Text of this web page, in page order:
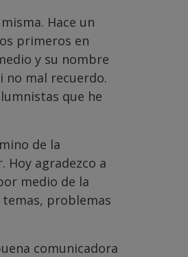
Hace un
primeros en
y su nombre
no mal recuerdo.
que he
de la
Hoy agradezco a
medio de la
problemas
comunicadora